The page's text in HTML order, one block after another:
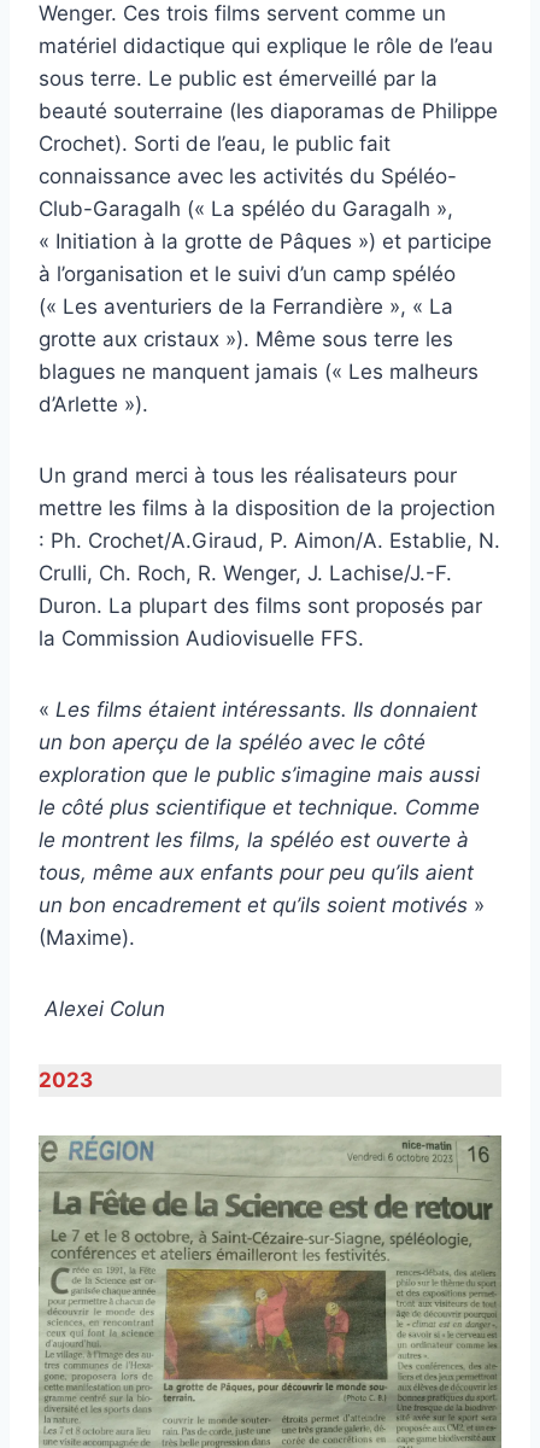
Wenger. Ces trois films servent comme un
matériel didactique qui explique le rôle de l’eau
sous terre. Le public est émerveillé par la
beauté souterraine (les diaporamas de Philippe
Crochet). Sorti de l’eau, le public fait
connaissance avec les activités du Spéléo-
Club-Garagalh (« La spéléo du Garagalh »,
« Initiation à la grotte de Pâques ») et participe
à l’organisation et le suivi d’un camp spéléo
(« Les aventuriers de la Ferrandière », « La
grotte aux cristaux »). Même sous terre les
blagues ne manquent jamais (« Les malheurs
d’Arlette »).
Un grand merci à tous les réalisateurs pour
mettre les films à la disposition de la projection
: Ph. Crochet/A.Giraud, P. Aimon/A. Establie, N.
Crulli, Ch. Roch, R. Wenger, J. Lachise/J.-F.
Duron. La plupart des films sont proposés par
la Commission Audiovisuelle FFS.
« Les films étaient intéressants. Ils donnaient
un bon aperçu de la spéléo avec le côté
exploration que le public s’imagine mais aussi
le côté plus scientifique et technique. Comme
le montrent les films, la spéléo est ouverte à
tous, même aux enfants pour peu qu’ils aient
un bon encadrement et qu’ils soient motivés »
(Maxime).
Alexei Colun
2023